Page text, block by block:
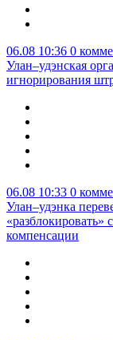
06.08 10:36 0
Улан–удэнская
игнорирования
06.08 10:33 0
Улан–удэнка
«разблокировать»
компенсации